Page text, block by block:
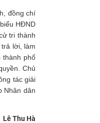
đồng chí
HĐND
tri thành
lời, làm
thành phố
Chủ
tác giải
Nhân dân
Lê Thu Hà